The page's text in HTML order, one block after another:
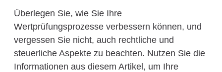
Überlegen Sie, wie Sie Ihre
Wertprüfungsprozesse verbessern können, und
vergessen Sie nicht, auch rechtliche und
steuerliche Aspekte zu beachten. Nutzen Sie die
Informationen aus diesem Artikel, um Ihre